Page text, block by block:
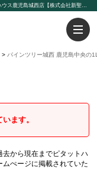
パインツリー城西 鹿児島中央の1LDK賃貸マンション！｜ピタットハウス鹿児島城西店【株式会社新聖都市開発】
パインツリー城西 鹿児島中央の
ます。
から現在までピタットハ
ぺージに掲載されていた